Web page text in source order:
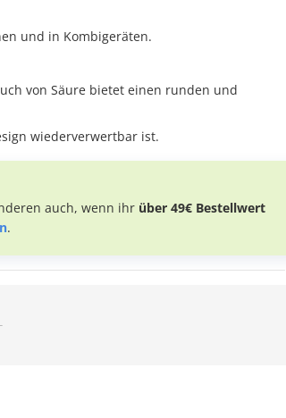
und in Kombigeräten.
von Säure bietet einen runden und
wiederverwertbar ist.
auch, wenn ihr über 49€ Bestellwert
.